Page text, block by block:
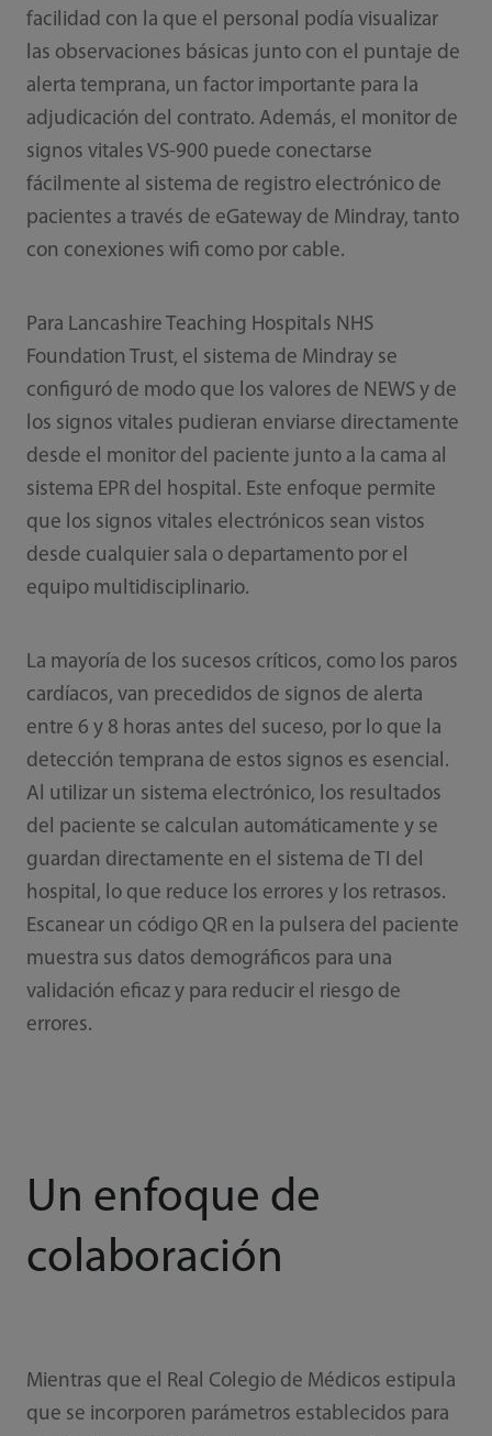
facilidad con la que el personal podía visualizar
las observaciones básicas junto con el puntaje de
alerta temprana, un factor importante para la
adjudicación del contrato. Además, el monitor de
signos vitales VS-900 puede conectarse
fácilmente al sistema de registro electrónico de
pacientes a través de eGateway de Mindray, tanto
con conexiones wifi como por cable.
Para Lancashire Teaching Hospitals NHS
Foundation Trust, el sistema de Mindray se
configuró de modo que los valores de NEWS y de
los signos vitales pudieran enviarse directamente
desde el monitor del paciente junto a la cama al
sistema EPR del hospital. Este enfoque permite
que los signos vitales electrónicos sean vistos
desde cualquier sala o departamento por el
equipo multidisciplinario.
La mayoría de los sucesos críticos, como los paros
cardíacos, van precedidos de signos de alerta
entre 6 y 8 horas antes del suceso, por lo que la
detección temprana de estos signos es esencial.
Al utilizar un sistema electrónico, los resultados
del paciente se calculan automáticamente y se
guardan directamente en el sistema de TI del
hospital, lo que reduce los errores y los retrasos.
Escanear un código QR en la pulsera del paciente
muestra sus datos demográficos para una
validación eficaz y para reducir el riesgo de
errores.
Un enfoque de
colaboración
Mientras que el Real Colegio de Médicos estipula
que se incorporen parámetros establecidos para